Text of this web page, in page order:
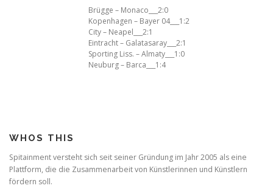
Brügge – Monaco___2:0
Kopenhagen – Bayer 04___1:2
City – Neapel___2:1
Eintracht – Galatasaray___2:1
Sporting Liss. – Almaty___1:0
Neuburg – Barca___1:4
WHOS THIS
Spitainment versteht sich seit seiner Gründung im Jahr 2005 als eine
Plattform, die die Zusammenarbeit von Künstlerinnen und Künstlern
fördern soll.